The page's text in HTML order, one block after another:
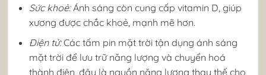
Sức khoẻ:Ánh sáng còn cung cấp vitamin D, giúp
xương được chắc khoẻ, mạnh mẽ hơn.
Điện tử:Các tấm pin mặt trời tận dụng ánh sáng
mặt trời để lưu trữ năng lượng và chuyển hoá
thành điện, đây là nguồn năng lượng thay thế cho